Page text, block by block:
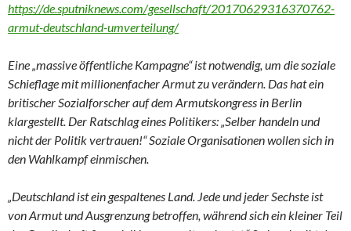
https://de.sputniknews.com/gesellschaft/20170629316370762-
armut-deutschland-umverteilung/
Eine „massive öffentliche Kampagne“ ist notwendig, um die soziale
Schieflage mit millionenfacher Armut zu verändern. Das hat ein
britischer Sozialforscher auf dem Armutskongress in Berlin
klargestellt. Der Ratschlag eines Politikers: „Selber handeln und
nicht der Politik vertrauen!“ Soziale Organisationen wollen sich in
den Wahlkampf einmischen.
„Deutschland ist ein gespaltenes Land. Jede und jeder Sechste ist
von Armut und Ausgrenzung betroffen, während sich ein kleiner Teil